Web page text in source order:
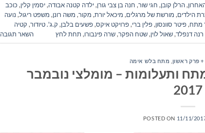
,הרלן קובן, חגי שור, חנה בן צבי גורן,ילדה קטנה אבודה,יסמין קלין, כוכב
הילדים, מורשת של מרגלים, מיכאל יורת, מקור, משה רונן, משפט ריגול, נועה
מתח,פיטר סוונסון,פלין ברי,פרויקט איקס,פשעים בלבן, ק.ג'. טיודור, קטיה
רנה דנפלד,שאול לוין,שטח הפקר,שרה פינבורו, תחת לחץ השאר תגובה
פרק ראשון מתח בלש אימה
ותעלומות – מומלצי נובמבר
2017
POSTED ON 11/11/